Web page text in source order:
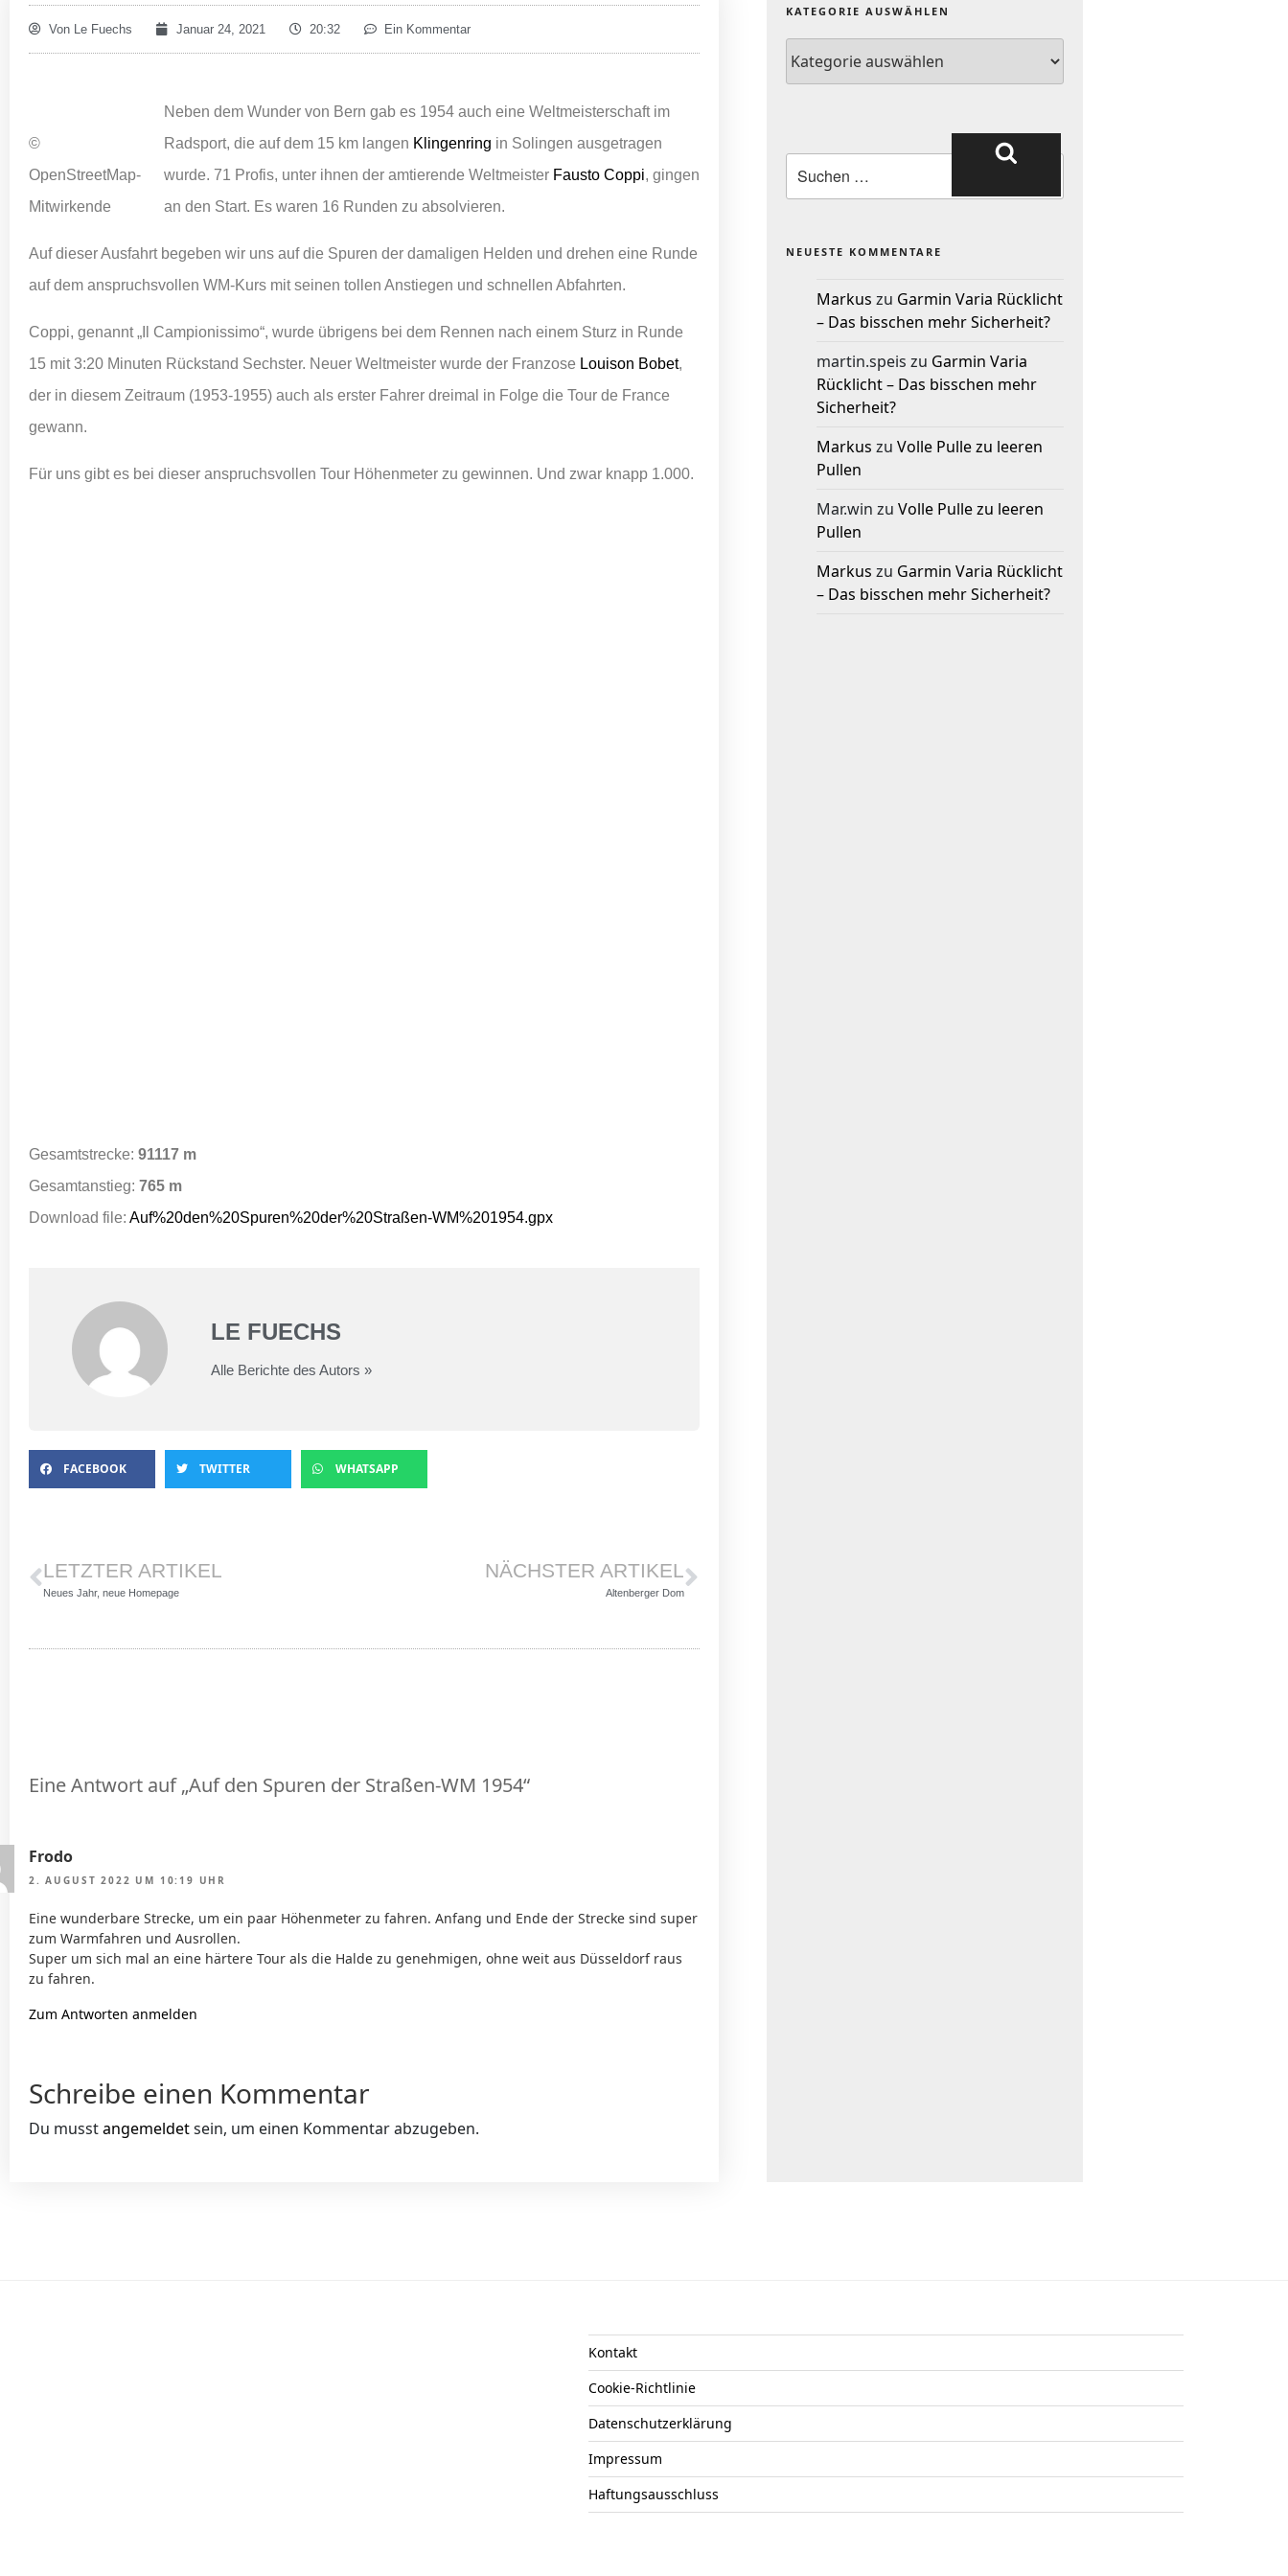
Von Le Fuechs Januar 24, 2021 20:32 Ein Kommentar
©
OpenStreetMap-
Mitwirkende
Neben dem Wunder von Bern gab es 1954 auch eine Weltmeisterschaft im
Radsport, die auf dem 15 km langen Klingenring in Solingen ausgetragen
wurde. 71 Profis, unter ihnen der amtierende Weltmeister Fausto Coppi, gingen
an den Start. Es waren 16 Runden zu absolvieren.
Auf dieser Ausfahrt begeben wir uns auf die Spuren der damaligen Helden und drehen eine Runde
auf dem anspruchsvollen WM-Kurs mit seinen tollen Anstiegen und schnellen Abfahrten.
Coppi, genannt „Il Campionissimo“, wurde übrigens bei dem Rennen nach einem Sturz in Runde
15 mit 3:20 Minuten Rückstand Sechster. Neuer Weltmeister wurde der Franzose Louison Bobet,
der in diesem Zeitraum (1953-1955) auch als erster Fahrer dreimal in Folge die Tour de France
gewann.
Für uns gibt es bei dieser anspruchsvollen Tour Höhenmeter zu gewinnen. Und zwar knapp 1.000.
Gesamtstrecke: 91117 m
Gesamtanstieg: 765 m
Download file: Auf%20den%20Spuren%20der%20Straßen-WM%201954.gpx
LE FUECHS
Alle Berichte des Autors »
FACEBOOK TWITTER WHATSAPP
LETZTER ARTIKEL
Neues Jahr, neue Homepage
NÄCHSTER ARTIKEL
Altenberger Dom
Eine Antwort auf „Auf den Spuren der Straßen-WM 1954“
Frodo
2. AUGUST 2022 UM 10:19 UHR
Eine wunderbare Strecke, um ein paar Höhenmeter zu fahren. Anfang und Ende der Strecke sind super
zum Warmfahren und Ausrollen.
Super um sich mal an eine härtere Tour als die Halde zu genehmigen, ohne weit aus Düsseldorf raus
zu fahren.
Zum Antworten anmelden
Schreibe einen Kommentar
Du musstangemeldetsein, um einen Kommentar abzugeben.
KATEGORIE AUSWÄHLEN
NEUESTE KOMMENTARE
Markus zu Garmin Varia Rücklicht
– Das bisschen mehr Sicherheit?
martin.speis zu Garmin Varia
Rücklicht – Das bisschen mehr
Sicherheit?
Markus zu Volle Pulle zu leeren
Pullen
Mar.win zu Volle Pulle zu leeren
Pullen
Markus zu Garmin Varia Rücklicht
– Das bisschen mehr Sicherheit?
Kontakt
Cookie-Richtlinie
Datenschutzerklärung
Impressum
Haftungsausschluss